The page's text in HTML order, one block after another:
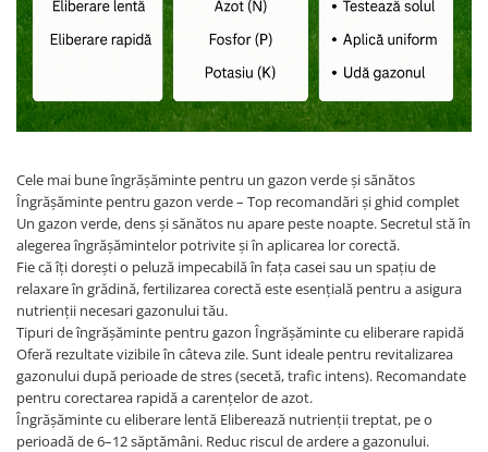
Cele mai bune îngrășăminte pentru un gazon verde și sănătos
Îngrășăminte pentru gazon verde – Top recomandări și ghid complet
Un gazon verde, dens și sănătos nu apare peste noapte. Secretul stă în
alegerea îngrășămintelor potrivite și în aplicarea lor corectă.
Fie că îți dorești o peluză impecabilă în fața casei sau un spațiu de
relaxare în grădină, fertilizarea corectă este esențială pentru a asigura
nutrienții necesari gazonului tău.
Tipuri de îngrășăminte pentru gazon Îngrășăminte cu eliberare rapidă
Oferă rezultate vizibile în câteva zile. Sunt ideale pentru revitalizarea
gazonului după perioade de stres (secetă, trafic intens). Recomandate
pentru corectarea rapidă a carențelor de azot.
Îngrășăminte cu eliberare lentă Eliberează nutrienții treptat, pe o
perioadă de 6–12 săptămâni. Reduc riscul de ardere a gazonului.